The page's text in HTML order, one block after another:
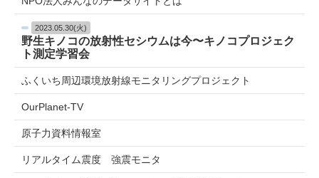
2023.05.30(火)
野生キノコの放射性セシウムは今〜キノコプロジェク
ト測定学習会
ふくいち周辺環境放射線モニタリングプロジェクト
OurPlanet-TV
原子力資料情報室
リアルタイム震度 強震モニタ